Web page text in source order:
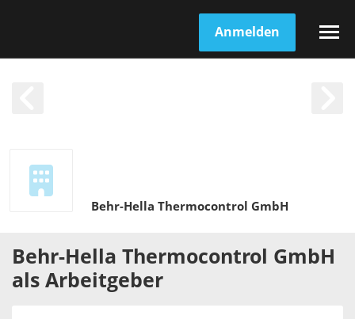
Anmelden
Behr-Hella Thermocontrol GmbH
Behr-Hella Thermocontrol GmbH
als Arbeitgeber